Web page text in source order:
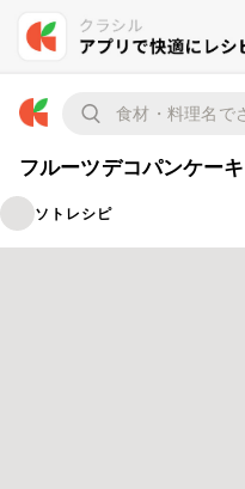
フルーツデコパンケーキ
ソトレシピ